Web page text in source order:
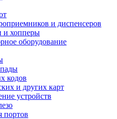
и диспенсеров
и хопперы
оборудование
кодов
и других карт
устройств
портов